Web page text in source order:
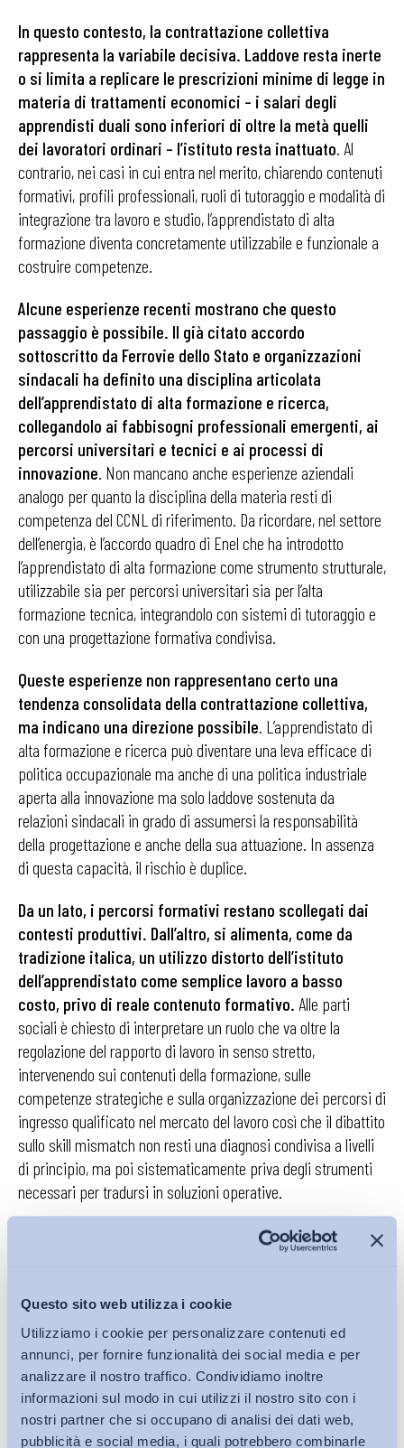
Questo sito web utilizza i cookie
Utilizziamo i cookie per personalizzare contenuti ed
annunci, per fornire funzionalità dei social media e per
analizzare il nostro traffico. Condividiamo inoltre
informazioni sul modo in cui utilizzi il nostro sito con i
nostri partner che si occupano di analisi dei dati web,
pubblicità e social media, i quali potrebbero combinarle
In questo contesto, la contrattazione collettiva
rappresenta la variabile decisiva. Laddove resta inerte
o si limita a replicare le prescrizioni minime di legge in
materia di trattamenti economici – i salari degli
apprendisti duali sono inferiori di oltre la metà quelli
dei lavoratori ordinari – l’istituto resta inattuato. Al
contrario, nei casi in cui entra nel merito, chiarendo contenuti
formativi, profili professionali, ruoli di tutoraggio e modalità di
integrazione tra lavoro e studio, l’apprendistato di alta
formazione diventa concretamente utilizzabile e funzionale a
costruire competenze.
Alcune esperienze recenti mostrano che questo
passaggio è possibile. Il già citato accordo
sottoscritto da Ferrovie dello Stato e organizzazioni
sindacali ha definito una disciplina articolata
dell’apprendistato di alta formazione e ricerca,
collegandolo ai fabbisogni professionali emergenti, ai
percorsi universitari e tecnici e ai processi di
innovazione. Non mancano anche esperienze aziendali
analogo per quanto la disciplina della materia resti di
competenza del CCNL di riferimento. Da ricordare, nel settore
dell’energia, è l’accordo quadro di Enel che ha introdotto
l’apprendistato di alta formazione come strumento strutturale,
utilizzabile sia per percorsi universitari sia per l’alta
formazione tecnica, integrandolo con sistemi di tutoraggio e
con una progettazione formativa condivisa.
Queste esperienze non rappresentano certo una
tendenza consolidata della contrattazione collettiva,
ma indicano una direzione possibile. L’apprendistato di
alta formazione e ricerca può diventare una leva efficace di
politica occupazionale ma anche di una politica industriale
aperta alla innovazione ma solo laddove sostenuta da
relazioni sindacali in grado di assumersi la responsabilità
della progettazione e anche della sua attuazione. In assenza
di questa capacità, il rischio è duplice.
Da un lato, i percorsi formativi restano scollegati dai
contesti produttivi. Dall’altro, si alimenta, come da
tradizione italica, un utilizzo distorto dell’istituto
dell’apprendistato come semplice lavoro a basso
costo, privo di reale contenuto formativo. Alle parti
sociali è chiesto di interpretare un ruolo che va oltre la
regolazione del rapporto di lavoro in senso stretto,
intervenendo sui contenuti della formazione, sulle
competenze strategiche e sulla organizzazione dei percorsi di
ingresso qualificato nel mercato del lavoro così che il dibattito
sullo skill mismatch non resti una diagnosi condivisa a livelli
di principio, ma poi sistematicamente priva degli strumenti
necessari per tradursi in soluzioni operative.
Professore Ordinario di diritto del lavoro
Università di Modena e Reggio Emilia
X@MicheTiraboschi